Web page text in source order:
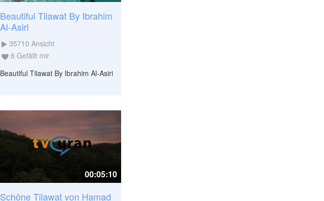
Beautiful Tilawat By Ibrahim
Al-Asiri
35710 Ansicht
8 Gefällt mir
Beautiful Tilawat By Ibrahim Al-Asiri
00:05:10
Schöne Tilawat von Hamad